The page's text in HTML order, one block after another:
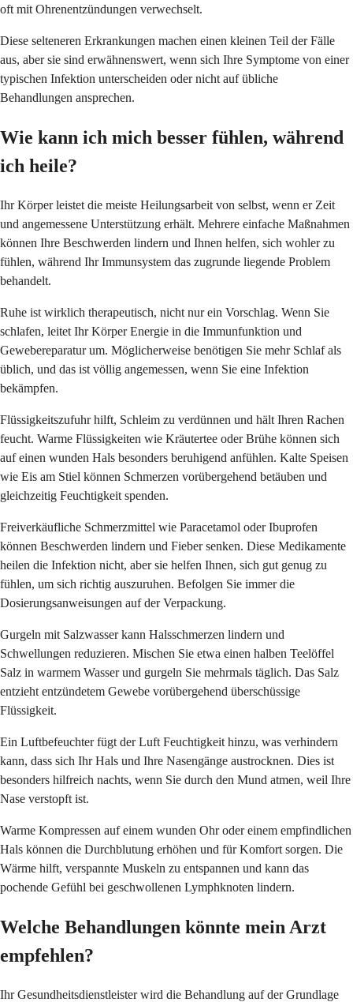
oft mit Ohrenentzündungen verwechselt.
Diese selteneren Erkrankungen machen einen kleinen Teil der Fälle
aus, aber sie sind erwähnenswert, wenn sich Ihre Symptome von einer
typischen Infektion unterscheiden oder nicht auf übliche
Behandlungen ansprechen.
Wie kann ich mich besser fühlen, während
ich heile?
Ihr Körper leistet die meiste Heilungsarbeit von selbst, wenn er Zeit
und angemessene Unterstützung erhält. Mehrere einfache Maßnahmen
können Ihre Beschwerden lindern und Ihnen helfen, sich wohler zu
fühlen, während Ihr Immunsystem das zugrunde liegende Problem
behandelt.
Ruhe ist wirklich therapeutisch, nicht nur ein Vorschlag. Wenn Sie
schlafen, leitet Ihr Körper Energie in die Immunfunktion und
Gewebereparatur um. Möglicherweise benötigen Sie mehr Schlaf als
üblich, und das ist völlig angemessen, wenn Sie eine Infektion
bekämpfen.
Flüssigkeitszufuhr hilft, Schleim zu verdünnen und hält Ihren Rachen
feucht. Warme Flüssigkeiten wie Kräutertee oder Brühe können sich
auf einen wunden Hals besonders beruhigend anfühlen. Kalte Speisen
wie Eis am Stiel können Schmerzen vorübergehend betäuben und
gleichzeitig Feuchtigkeit spenden.
Freiverkäufliche Schmerzmittel wie Paracetamol oder Ibuprofen
können Beschwerden lindern und Fieber senken. Diese Medikamente
heilen die Infektion nicht, aber sie helfen Ihnen, sich gut genug zu
fühlen, um sich richtig auszuruhen. Befolgen Sie immer die
Dosierungsanweisungen auf der Verpackung.
Gurgeln mit Salzwasser kann Halsschmerzen lindern und
Schwellungen reduzieren. Mischen Sie etwa einen halben Teelöffel
Salz in warmem Wasser und gurgeln Sie mehrmals täglich. Das Salz
entzieht entzündetem Gewebe vorübergehend überschüssige
Flüssigkeit.
Ein Luftbefeuchter fügt der Luft Feuchtigkeit hinzu, was verhindern
kann, dass sich Ihr Hals und Ihre Nasengänge austrocknen. Dies ist
besonders hilfreich nachts, wenn Sie durch den Mund atmen, weil Ihre
Nase verstopft ist.
Warme Kompressen auf einem wunden Ohr oder einem empfindlichen
Hals können die Durchblutung erhöhen und für Komfort sorgen. Die
Wärme hilft, verspannte Muskeln zu entspannen und kann das
pochende Gefühl bei geschwollenen Lymphknoten lindern.
Welche Behandlungen könnte mein Arzt
empfehlen?
Ihr Gesundheitsdienstleister wird die Behandlung auf der Grundlage